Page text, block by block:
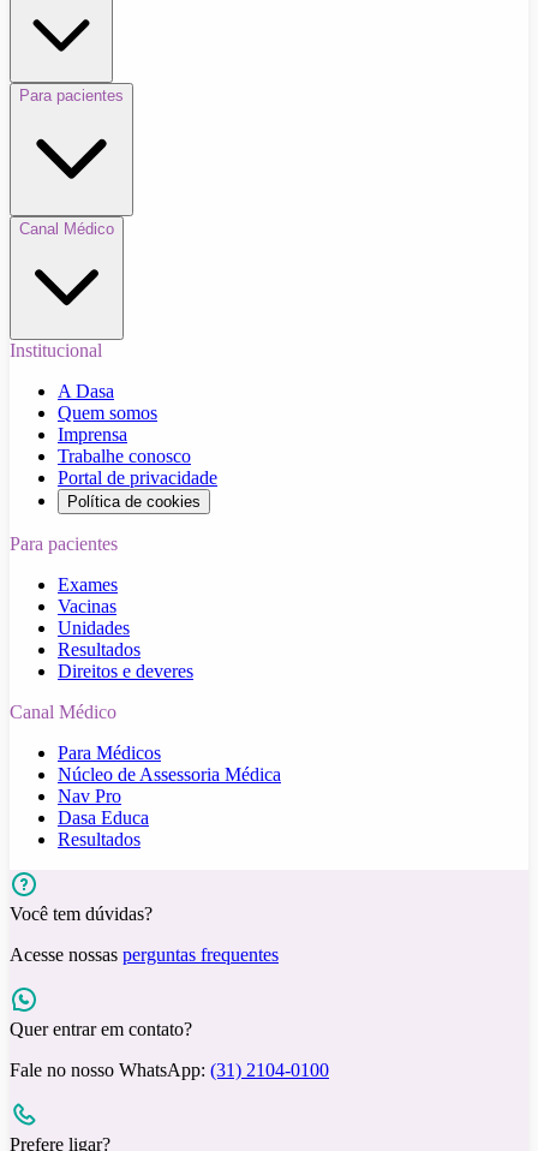
Para pacientes
Canal Médico
Institucional
A Dasa
Quem somos
Imprensa
Trabalhe conosco
Portal de privacidade
Política de cookies
Para pacientes
Exames
Vacinas
Unidades
Resultados
Direitos e deveres
Canal Médico
Para Médicos
Núcleo de Assessoria Médica
Nav Pro
Dasa Educa
Resultados
Você tem dúvidas?
Acesse nossas perguntas frequentes
Quer entrar em contato?
Fale no nosso WhatsApp: (31) 2104-0100
Prefere ligar?